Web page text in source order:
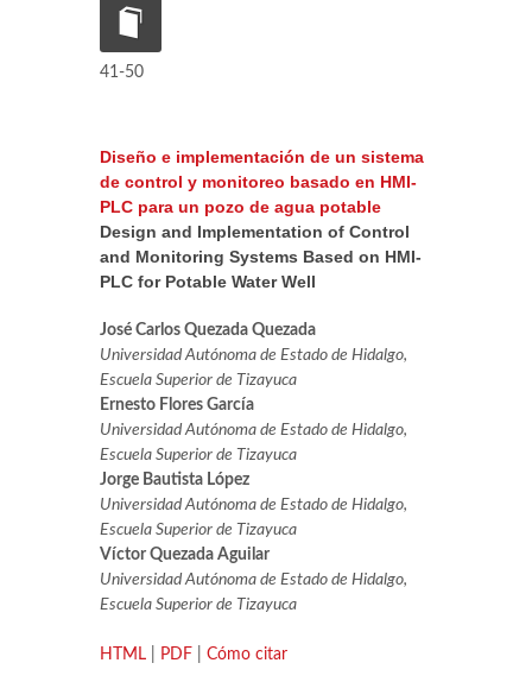
41-50
Diseño e implementación de un sistema
de control y monitoreo basado en HMI-
PLC para un pozo de agua potable
Design and Implementation of Control
and Monitoring Systems Based on HMI-
PLC for Potable Water Well
José Carlos Quezada Quezada
Universidad Autónoma de Estado de Hidalgo,
Escuela Superior de Tizayuca
Ernesto Flores García
Universidad Autónoma de Estado de Hidalgo,
Escuela Superior de Tizayuca
Jorge Bautista López
Universidad Autónoma de Estado de Hidalgo,
Escuela Superior de Tizayuca
Víctor Quezada Aguilar
Universidad Autónoma de Estado de Hidalgo,
Escuela Superior de Tizayuca
HTML PDF Cómo citar